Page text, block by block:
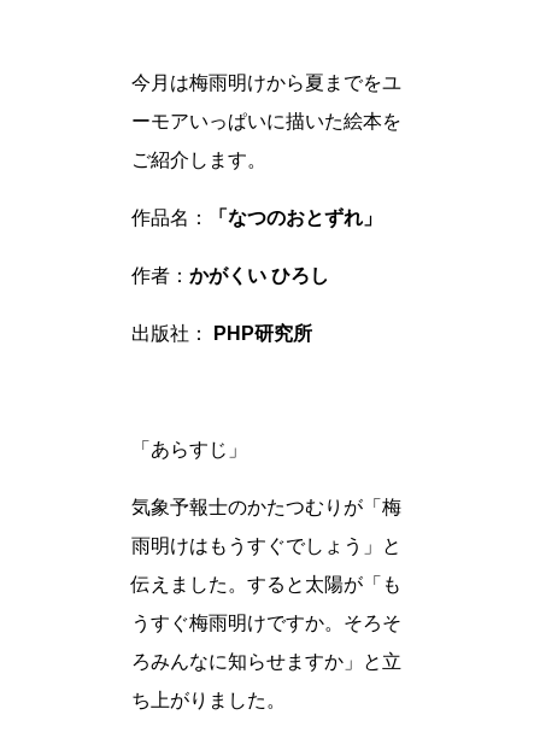
今月は梅雨明けから夏までをユ
ーモアいっぱいに描いた絵本を
ご紹介します。
作品名： 「なつのおとずれ」
作者：かがくい ひろし
出版社： PHP研究所
「あらすじ」
気象予報士のかたつむりが「梅
雨明けはもうすぐでしょう」と
伝えました。すると太陽が「も
うすぐ梅雨明けですか。そろそ
ろみんなに知らせますか」と立
ち上がりました。